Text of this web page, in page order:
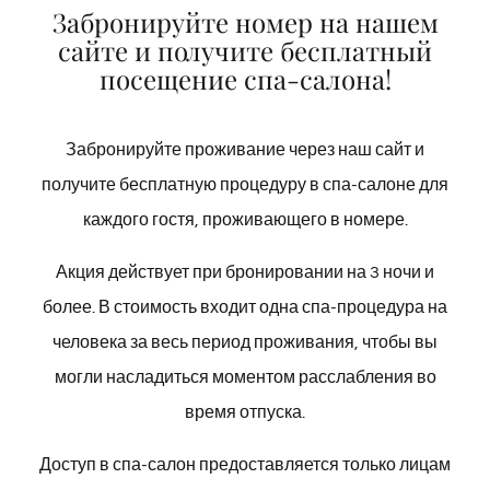
и физического дискомфорта (55 мин)
Забронируйте номер на нашем
сайте и получите бесплатный
посещение спа-салона!
Забронируйте проживание через наш сайт и
получите бесплатную процедуру в спа-салоне для
каждого гостя, проживающего в номере.
Акция действует при бронировании на 3 ночи и
более. В стоимость входит одна спа-процедура на
человека за весь период проживания, чтобы вы
могли насладиться моментом расслабления во
время отпуска.
Доступ в спа-салон предоставляется только лицам